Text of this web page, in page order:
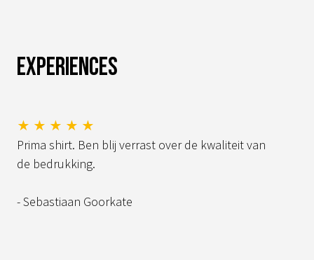
Experiences
★ ★ ★ ★ ★
Prima shirt. Ben blij verrast over de kwaliteit van
de bedrukking.
- Sebastiaan Goorkate